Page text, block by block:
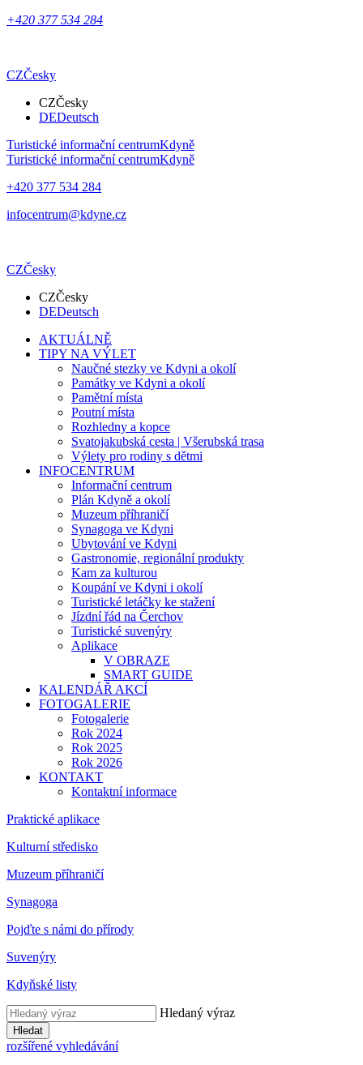
+420 377 534 284
CZČesky
CZČesky
DEDeutsch
Turistické informační centrumKdyně
Turistické informační centrumKdyně
+420 377 534 284
infocentrum@kdyne.cz
CZČesky
CZČesky
DEDeutsch
AKTUÁLNĚ
TIPY NA VÝLET
Naučné stezky ve Kdyni a okolí
Památky ve Kdyni a okolí
Pamětní místa
Poutní místa
Rozhledny a kopce
Svatojakubská cesta | Všerubská trasa
Výlety pro rodiny s dětmi
INFOCENTRUM
Informační centrum
Plán Kdyně a okolí
Muzeum příhraničí
Synagoga ve Kdyni
Ubytování ve Kdyni
Gastronomie, regionální produkty
Kam za kulturou
Koupání ve Kdyni i okolí
Turistické letáčky ke stažení
Jízdní řád na Čerchov
Turistické suvenýry
Aplikace
V OBRAZE
SMART GUIDE
KALENDÁŘ AKCÍ
FOTOGALERIE
Fotogalerie
Rok 2024
Rok 2025
Rok 2026
KONTAKT
Kontaktní informace
Praktické aplikace
Kulturní středisko
Muzeum příhraničí
Synagoga
Pojďte s námi do přírody
Suvenýry
Kdyňské listy
Hledaný výraz
Hledat
rozšířené vyhledávání